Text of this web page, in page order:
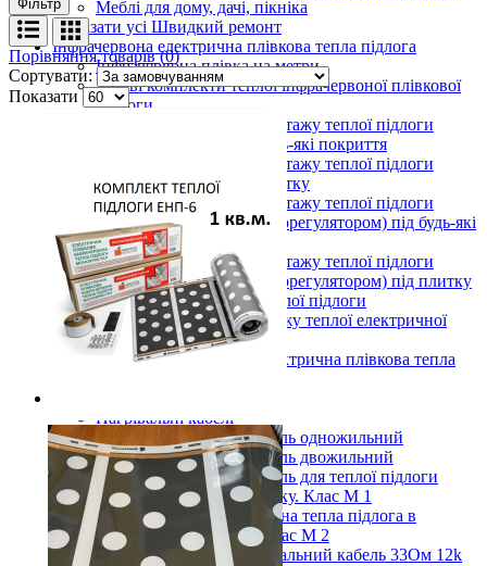
Меблі для дому, дачі, пікніка
Показати усі Швидкий ремонт
Інфрачервона електрична плівкова тепла підлога
Інфрачервона плівка на метри
Готові комплекти теплої інфрачервоної плівкової
підлоги
Комплекти для монтажу теплої підлоги
Monocrystal під будь-які покриття
Комплекти для монтажу теплої підлоги
Monocrystal під плитку
Комплекти для монтажу теплої підлоги
Monocrystal (з терморегулятором) під будь-які
покриття
Комплекти для монтажу теплої підлоги
Monocrystal (з терморегулятором) під плитку
Терморегулятори для теплої підлоги
Комплектуючі для монтажу теплої електричної
підлоги
Показати усі Інфрачервона електрична плівкова тепла
Нагрівальні кабелі
Нагрівальний кабель одножильний
Нагрівальний кабель двожильний
Нагрівальний кабель для теплої підлоги
(тонкий). Під плитку. Клас М 1
Кабельна електрична тепла підлога в
бетонну стяжку Клас М 2
Вуглецевий нагрівальний кабель 33Ом 12k
Фільтр
Порівняння товарів (0)
Сортувати:
Показати